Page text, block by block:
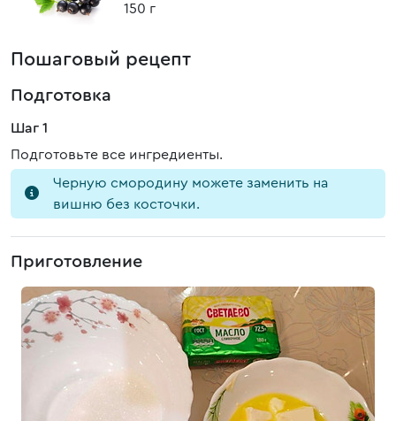
150 г
Пошаговый рецепт
Подготовка
Шаг 1
Подготовьте все ингредиенты.
Черную смородину можете заменить на
вишню без косточки.
Приготовление